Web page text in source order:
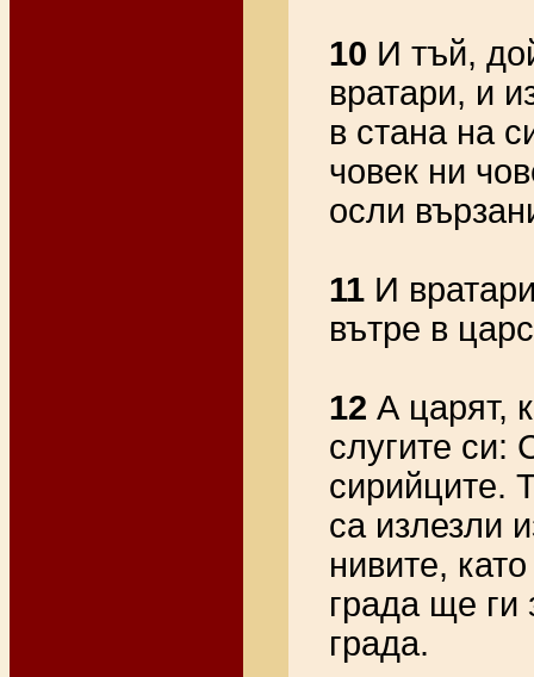
10 И тъй,
вратари, и
в стана на
човек ни
осли
11 И
вътре в
12 А царят,
слугите си:
сирийците.
са излезли
нивите,
града ще
града.